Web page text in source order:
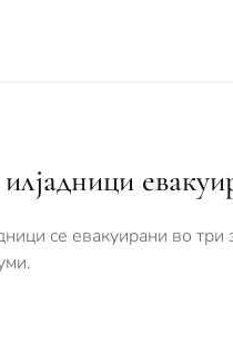
се евакуирани во три